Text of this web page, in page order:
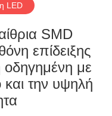
LED
SMD
επίδειξης
με
την υψηλή